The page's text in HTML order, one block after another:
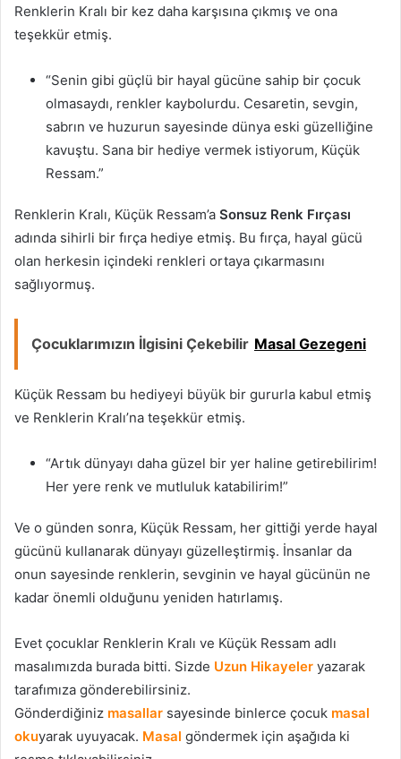
Renklerin Kralı bir kez daha karşısına çıkmış ve ona
teşekkür etmiş.
“Senin gibi güçlü bir hayal gücüne sahip bir çocuk
olmasaydı, renkler kaybolurdu. Cesaretin, sevgin,
sabrın ve huzurun sayesinde dünya eski güzelliğine
kavuştu. Sana bir hediye vermek istiyorum, Küçük
Ressam.”
Renklerin Kralı, Küçük Ressam’a Sonsuz Renk Fırçası
adında sihirli bir fırça hediye etmiş. Bu fırça, hayal gücü
olan herkesin içindeki renkleri ortaya çıkarmasını
sağlıyormuş.
Çocuklarımızın İlgisini Çekebilir Masal Gezegeni
Küçük Ressam bu hediyeyi büyük bir gururla kabul etmiş
ve Renklerin Kralı’na teşekkür etmiş.
“Artık dünyayı daha güzel bir yer haline getirebilirim!
Her yere renk ve mutluluk katabilirim!”
Ve o günden sonra, Küçük Ressam, her gittiği yerde hayal
gücünü kullanarak dünyayı güzelleştirmiş. İnsanlar da
onun sayesinde renklerin, sevginin ve hayal gücünün ne
kadar önemli olduğunu yeniden hatırlamış.
Evet çocuklar Renklerin Kralı ve Küçük Ressam adlı
masalımızda burada bitti. Sizde Uzun Hikayeler yazarak
tarafımıza gönderebilirsiniz.
Gönderdiğiniz masallar sayesinde binlerce çocuk masal
okuyarak uyuyacak. Masal göndermek için aşağıda ki